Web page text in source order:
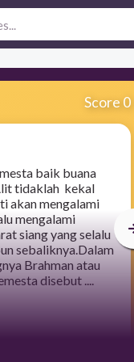
Score 0
baik buana
tidaklah kekal
akan mengalami
mengalami
siang yang selalu
sebaliknya.Dalam
Brahman atau
disebut ....